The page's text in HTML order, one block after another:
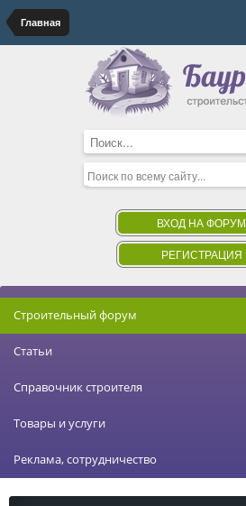
Главная
ВХОД НА ФОРУМ
РЕГИСТРАЦИЯ
Строительный форум
Статьи
Справочник строителя
Товары и услуги
Реклама, сотрудничество